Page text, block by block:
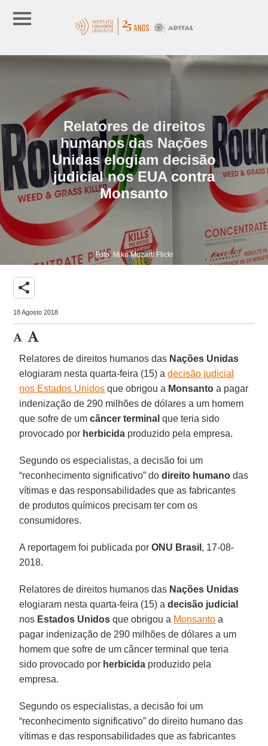
Relatores de direitos
humanos das Nações
Unidas elogiam decisão
judicial nos EUA contra
Monsanto
Foto: Mike Mozart/ Flickr
share
18 Agosto 2018
Relatores de direitos humanos das Nações Unidas
elogiaram nesta quarta-feira (15) adecisão judicial
nos Estados Unidos que obrigou a Monsanto a pagar
indenização de 290 milhões de dólares a um homem
que sofre de umcâncer terminal que teria sido
provocado por herbicida produzido pela empresa.
Segundo os especialistas, a decisão foi um
“reconhecimento significativo” dodireito humano das
vítimas e das responsabilidades que as fabricantes
de produtos químicos precisam ter com os
consumidores.
A reportagem foi publicada porONU Brasil , 17-08-
2018.
Relatores de direitos humanos das Nações Unidas
elogiaram nesta quarta-feira (15) adecisão judicial
nos Estados Unidos que obrigou a Monsanto a
pagar indenização de 290 milhões de dólares a um
homem que sofre de um câncer terminal que teria
sido provocado por herbicida produzido pela
empresa.
Segundo os especialistas, a decisão foi um
“reconhecimento significativo” do direito humano das
vítimas e das responsabilidades que as fabricantes